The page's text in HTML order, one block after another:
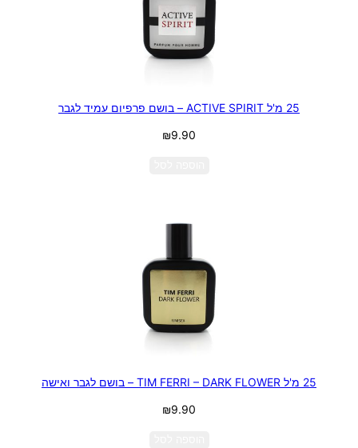
25 מ'ל ACTIVE SPIRIT – בושם פרפיום עמיד לגבר
₪9.90
25 מ'ל TIM FERRI – DARK FLOWER – בושם לגבר ואישה
₪9.90